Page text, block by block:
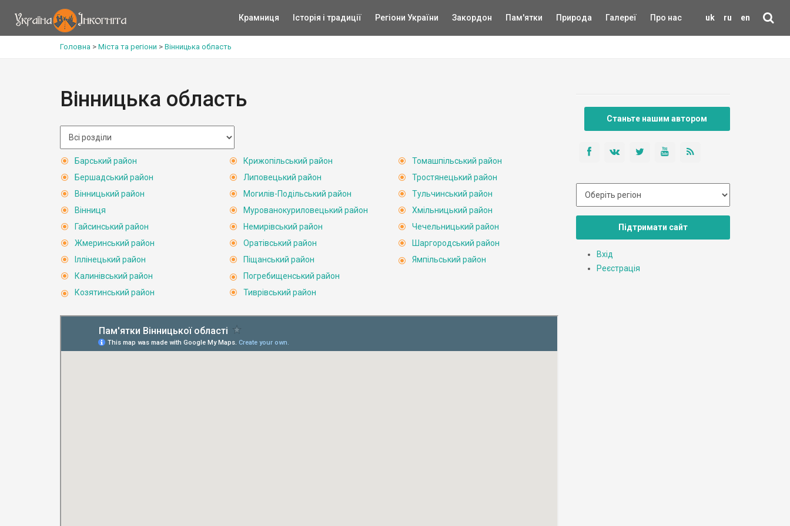
uk ru en
Крамниця Історія і традиції Регіони України Закордон Пам'ятки Природа Галереї Про нас
Головна > Міста та регіони > Вінницька область
Вінницька область
Барський район
Бершадський район
Вінницький район
Вінниця
Гайсинський район
Жмеринський район
Іллінецький район
Калинівський район
Козятинський район
Крижопільський район
Липовецький район
Могилів-Подільський район
Мурованокуриловецький район
Немирівський район
Оратівський район
Піщанський район
Погребищенський район
Тиврівський район
Томашпільський район
Тростянецький район
Тульчинський район
Хмільницький район
Чечельницький район
Шаргородський район
Ямпільський район
Станьте нашим автором
Підтримати сайт
Вхід
Реєстрація